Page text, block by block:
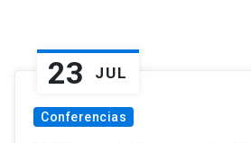
23 JUL
Conferencias